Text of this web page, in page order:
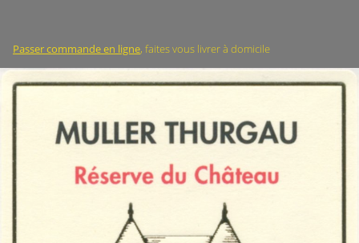
Passer commande en ligne, faites vous livrer à domicile